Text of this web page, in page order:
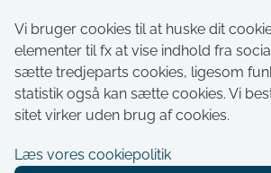
Aktuelt
Akut hjælp
Bestil tid i Borgerservice
Ledige stillinger
Vi bruger cookies til at huske dit
elementer til fx at vise indhold fra
sætte tredjeparts cookies, ligesom
statistik også kan sætte cookies. Vi
sitet virker uden brug af cookies.
Læs vores cookiepolitik